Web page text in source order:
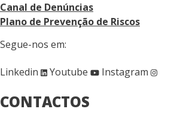
Canal de Denúncias
Plano de Prevenção de Riscos
Segue-nos em:
Linkedin Youtube Instagram
CONTACTOS